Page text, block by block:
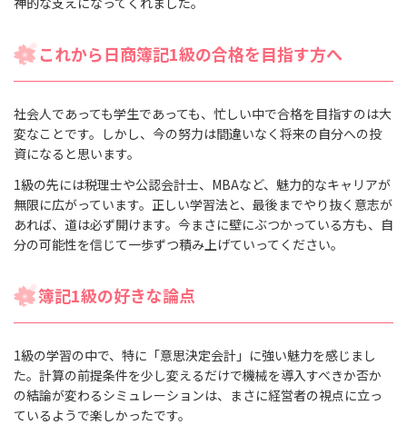
これから日商簿記1級の合格を目指す方へ
社会人であっても学生であっても、忙しい中で合格を目指すのは大
変なことです。しかし、今の努力は間違いなく将来の自分への投
資になると思います。
1級の先には税理士や公認会計士、MBAなど、魅力的なキャリアが
無限に広がっています。正しい学習法と、最後までやり抜く意志が
あれば、道は必ず開けます。今まさに壁にぶつかっている方も、自
分の可能性を信じて一歩ずつ積み上げていってください。
簿記1級の好きな論点
1級の学習の中で、特に「意思決定会計」に強い魅力を感じまし
た。計算の前提条件を少し変えるだけで機械を導入すべきか否か
の結論が変わるシミュレーションは、まさに経営者の視点に立っ
ているようで楽しかったです。